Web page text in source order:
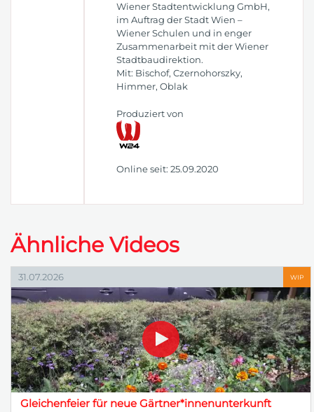
Wiener Stadtentwicklung GmbH,
im Auftrag der Stadt Wien –
Wiener Schulen und in enger
Zusammenarbeit mit der Wiener
Stadtbaudirektion.
Mit: Bischof, Czernohorszky,
Himmer, Oblak
Produziert von
Online seit: 25.09.2020
Ähnliche Videos
31.07.2026 WIP
Gleichenfeier für neue Gärtner*innenunterkunft